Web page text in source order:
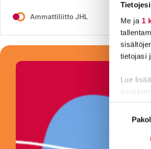
Me ja 1
tietojasi
Lue